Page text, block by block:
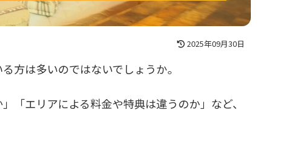
2025年09月30日
方は多いのではないでしょうか。
「エリアによる料金や特典は違うのか」など、